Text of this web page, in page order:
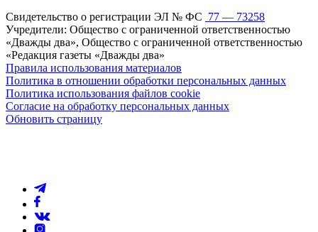
Свидетельство о регистрации ЭЛ № ФС 77 — 73258
Учредители: Общество с ограниченной ответственностью
«Дважды два», Общество с ограниченной ответственностью
«Редакция газеты «Дважды два»
Правила использования материалов
Политика в отношении обработки персональных данных
Политика использования файлов cookie
Согласие на обработку персональных данных
Обновить страницу